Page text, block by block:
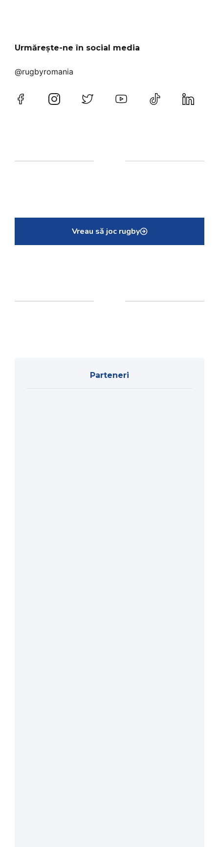
Urmărește-ne în social media
@rugbyromania
Vreau să joc rugby
Parteneri